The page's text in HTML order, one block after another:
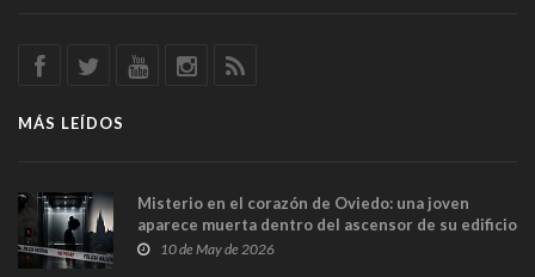
MÁS LEÍDOS
Misterio en el corazón de Oviedo: una joven
aparece muerta dentro del ascensor de su edificio
y las cámaras captan sus últimos minutos
10 de May de 2026